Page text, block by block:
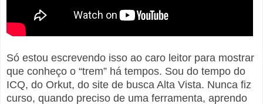
Só estou escrevendo isso ao caro leitor para mostrar
que conheço o “trem” há tempos. Sou do tempo do
ICQ, do Orkut, do site de busca Alta Vista. Nunca fiz
curso, quando preciso de uma ferramenta, aprendo